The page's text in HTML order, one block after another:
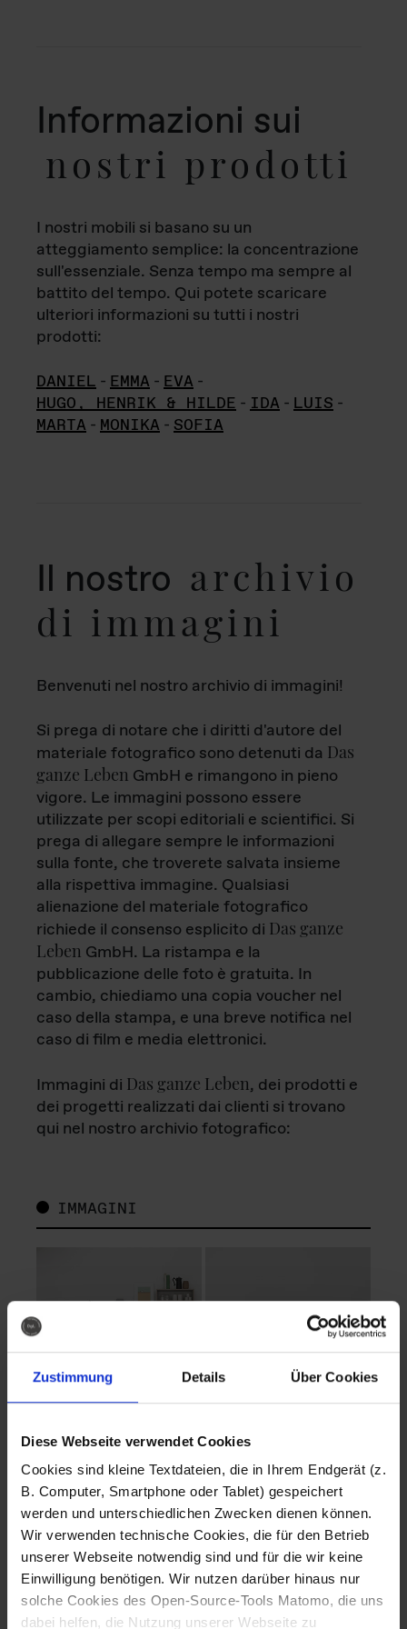
Zustimmung Details Über Cookies
Diese Webseite verwendet Cookies
Cookies sind kleine Textdateien, die in Ihrem Endgerät (z.
B. Computer, Smartphone oder Tablet) gespeichert
werden und unterschiedlichen Zwecken dienen können.
Wir verwenden technische Cookies, die für den Betrieb
unserer Webseite notwendig sind und für die wir keine
Einwilligung benötigen. Wir nutzen darüber hinaus nur
solche Cookies des Open-Source-Tools Matomo, die uns
dabei helfen, die Nutzung unserer Webseite zu
Informazioni sui
nostri prodotti
I nostri mobili si basano su un
atteggiamento semplice: la concentrazione
sull'essenziale. Senza tempo ma sempre al
battito del tempo. Qui potete scaricare
ulteriori informazioni su tutti i nostri
prodotti:
DANIEL - EMMA - EVA -
HUGO, HENRIK & HILDE - IDA - LUIS -
MARTA - MONIKA - SOFIA
Il nostro archivio
di immagini
Benvenuti nel nostro archivio di immagini!
Si prega di notare che i diritti d'autore del
materiale fotografico sono detenuti da Das
ganze Leben GmbH e rimangono in pieno
vigore. Le immagini possono essere
utilizzate per scopi editoriali e scientifici. Si
prega di allegare sempre le informazioni
sulla fonte, che troverete salvata insieme
alla rispettiva immagine. Qualsiasi
alienazione del materiale fotografico
richiede il consenso esplicito di Das ganze
Leben GmbH. La ristampa e la
pubblicazione delle foto è gratuita. In
cambio, chiediamo una copia voucher nel
caso della stampa, e una breve notifica nel
caso di film e media elettronici.
Immagini di Das ganze Leben, dei prodotti e
dei progetti realizzati dai clienti si trovano
qui nel nostro archivio fotografico:
IMMAGINI
Fotografo: Lorenz
Sternbach
Download
Fotografo: Lorenz
Sternbach
Download